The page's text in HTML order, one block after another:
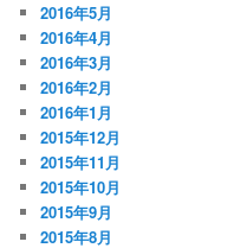
2016年5月
2016年4月
2016年3月
2016年2月
2016年1月
2015年12月
2015年11月
2015年10月
2015年9月
2015年8月